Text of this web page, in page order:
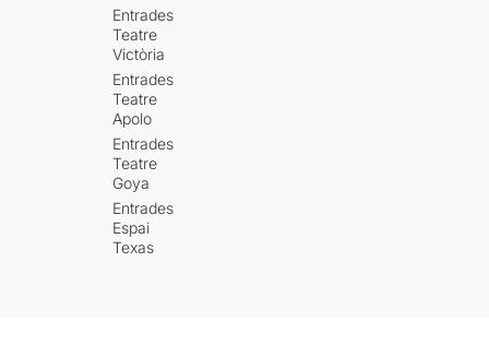
Entrades
Teatre
Victòria
Entrades
Teatre
Apolo
Entrades
Teatre
Goya
Entrades
Espai
Texas